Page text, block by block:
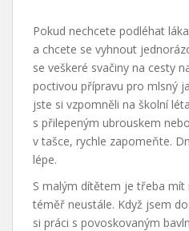
Pokud nechcete podléhat
a chcete se vyhnout
se veškeré svačiny na cesty
poctivou přípravu pro mlsný
jste si vzpomněli na školní
s přilepeným ubrouskem
v tašce, rychle zapomeňte.
lépe.
S malým dítětem je třeba mít
téměř neustále. Když jsem
si práci s povoskovaným